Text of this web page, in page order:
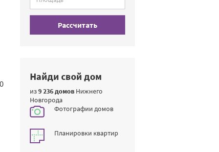
Рассчитать
Найди свой дом
из9 236 домов Нижнего
Новгорода
Фотографии домов
Планировки квартир